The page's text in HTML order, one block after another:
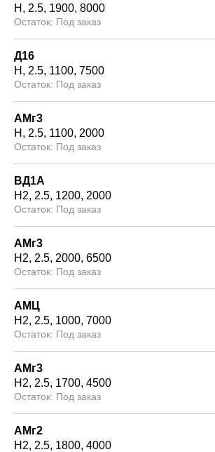
Н
2.5 1900 8000
Под заказ
Д16
Н
2.5 1100 7500
Под заказ
АМг3
Н
2.5 1100 2000
Под заказ
ВД1А
Н2 2.5 1200 2000
Под заказ
АМг3
Н2 2.5 2000 6500
Под заказ
АМЦ
Н2 2.5 1000 7000
Под заказ
АМг3
Н2 2.5 1700 4500
Под заказ
АМг2
Н2 2.5 1800 4000